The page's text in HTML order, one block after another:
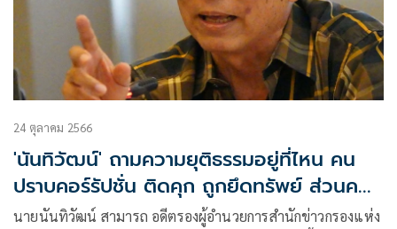
24 ตุลาคม 2566
'นันทิวัฒน์' ถามความยุติธรรมอยู่ที่ไหน คน
ปราบคอร์รัปชั่น ติดคุก ถูกยึดทรัพย์ ส่วนคน
โกงนอนสบายในรพ.
นายนันทิวัฒน์ สามารถ อดีตรองผู้อำนวยการสำนักข่าวกรองแห่ง